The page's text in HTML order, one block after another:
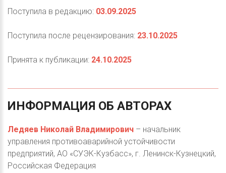
Поступила в редакцию: 03.09.2025
Поступила после рецензирования: 23.10.2025
Принята к публикации: 24.10.2025
ИНФОРМАЦИЯ ОБ АВТОРАХ
Ледяев Николай Владимирович – начальник
управления противоаварийной устойчивости
предприятий, АО «СУЭК-Кузбасс», г. Ленинск-Кузнецкий,
Российская Федерация